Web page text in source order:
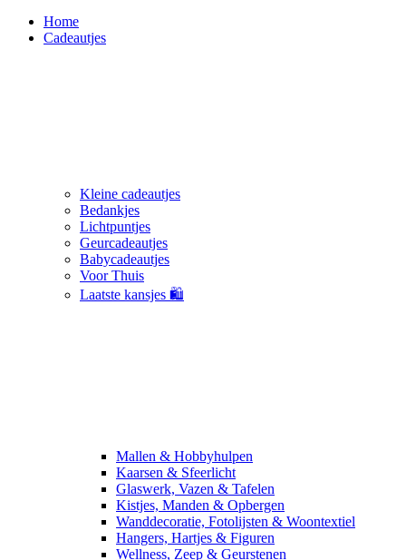
Home
Cadeautjes
Kleine cadeautjes
Bedankjes
Lichtpuntjes
Geurcadeautjes
Babycadeautjes
Voor Thuis
Laatste kansjes 🛍️
Mallen & Hobbyhulpen
Kaarsen & Sfeerlicht
Glaswerk, Vazen & Tafelen
Kistjes, Manden & Opbergen
Wanddecoratie, Fotolijsten & Woontextiel
Hangers, Hartjes & Figuren
Wellness, Zeep & Geurstenen